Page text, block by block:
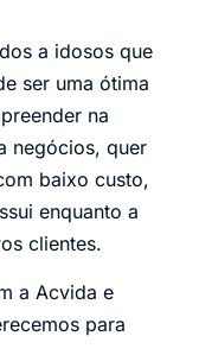
a idosos que
ser uma ótima
na
negócios, quer
baixo custo,
enquanto a
clientes.
a Acvida e
para